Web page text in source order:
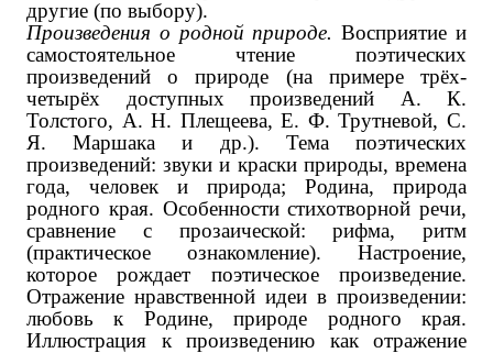
другие (по выбору).‌
Произведения о родной природе.Восприятие и
самостоятельное чтение поэтических
произведений о природе (на примере трёх-
четырёх доступных произведений А. К.
Толстого, А. Н. Плещеева, Е. Ф. Трутневой, С.
Я. Маршака и др.). Тема поэтических
произведений: звуки и краски природы, времена
года, человек и природа; Родина, природа
родного края. Особенности стихотворной речи,
сравнение с прозаической: рифма, ритм
(практическое ознакомление). Настроение,
которое рождает поэтическое произведение.
Отражение нравственной идеи в произведении:
любовь к Родине, природе родного края.
Иллюстрация к произведению как отражение